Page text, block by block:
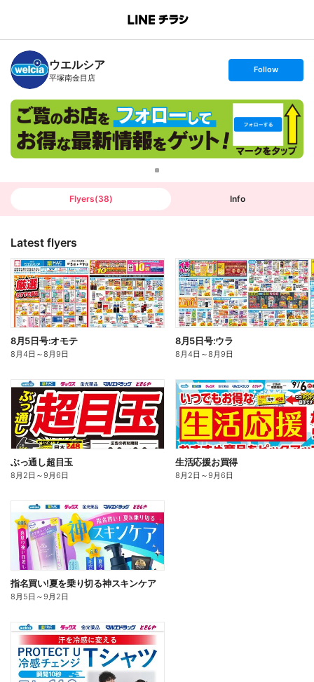
B
n
c
h
T
ウエルシア
平塚南金目店
s
t
o
l
o
w
Follow
Flyers(38) Info
Latest flyers
8月5日号:オモテ
8月4日 ～8月9日
8月5日号:ウラ
8月4日 ～8月9日
ぶっ通し超目玉
8月2日 ～9月6日
生活応援お買得
8月2日 ～9月6日
指名買い!夏を乗り切る神スキンケア
8月5日 ～9月2日